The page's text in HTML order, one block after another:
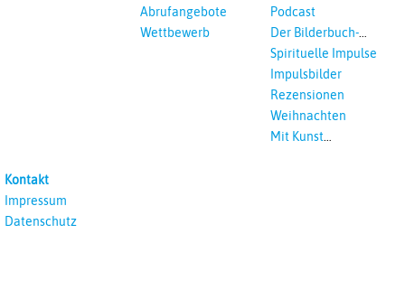
Abrufangebote
Wettbewerb
Podcast
Der Bilderbuch-
Podcast
Spirituelle Impulse
Impulsbilder
Rezensionen
Weihnachten
Mit Kunst
Kontakt
Impressum
Datenschutz